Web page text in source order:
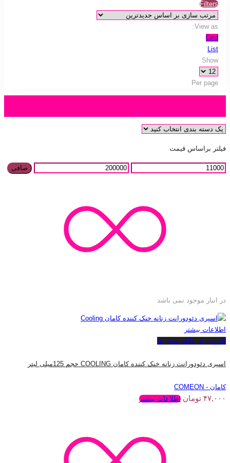
Filters
View as:
Grid
List
Show
Per page
فیلتر براساس قیمت
صافی
در انبار موجود نمی باشد
اطلاعات بیشتر
افزودن به علاقه مندی ها
اسپری دئودورانت زنانه خنک کننده کامان COOLING حجم 125میلی لیتر
کامان - COMEON
۴۷,۰۰۰ تومان اطلاعات بیشتر